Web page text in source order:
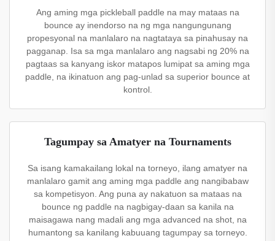
Ang aming mga pickleball paddle na may mataas na
bounce ay inendorso na ng mga nangungunang
propesyonal na manlalaro na nagtataya sa pinahusay na
pagganap. Isa sa mga manlalaro ang nagsabi ng 20% na
pagtaas sa kanyang iskor matapos lumipat sa aming mga
paddle, na ikinatuon ang pag-unlad sa superior bounce at
kontrol.
Tagumpay sa Amatyer na Tournaments
Sa isang kamakailang lokal na torneyo, ilang amatyer na
manlalaro gamit ang aming mga paddle ang nangibabaw
sa kompetisyon. Ang puna ay nakatuon sa mataas na
bounce ng paddle na nagbigay-daan sa kanila na
maisagawa nang madali ang mga advanced na shot, na
humantong sa kanilang kabuuang tagumpay sa torneyo.